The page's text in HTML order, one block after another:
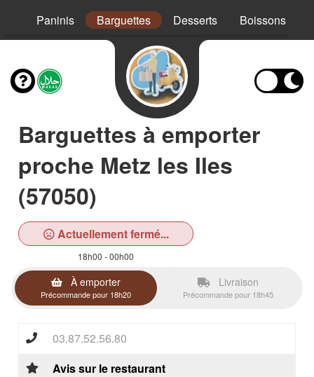
Paninis Barguettes Desserts Boissons
Barguettes à emporter
proche Metz les Iles
(57050)
Actuellement fermé...
18h00 - 00h00
À emporter
Précommande pour 18h20
Livraison
Précommande pour 18h45
03.87.52.56.80
Avis sur le restaurant